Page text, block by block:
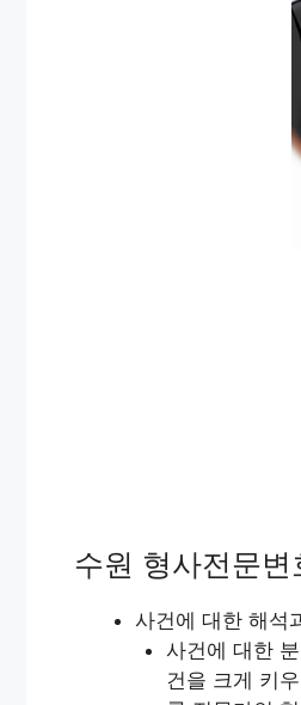
수원 형사전문변
사건에 대한 해석
사건에 대한
건을 크게 키